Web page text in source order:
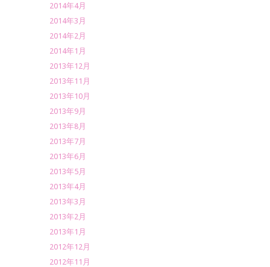
2014年4月
2014年3月
2014年2月
2014年1月
2013年12月
2013年11月
2013年10月
2013年9月
2013年8月
2013年7月
2013年6月
2013年5月
2013年4月
2013年3月
2013年2月
2013年1月
2012年12月
2012年11月